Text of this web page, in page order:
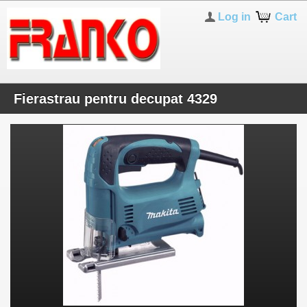
Cart
Log in
Fierastrau pentru decupat 4329